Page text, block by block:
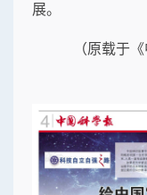
展。
（原载于